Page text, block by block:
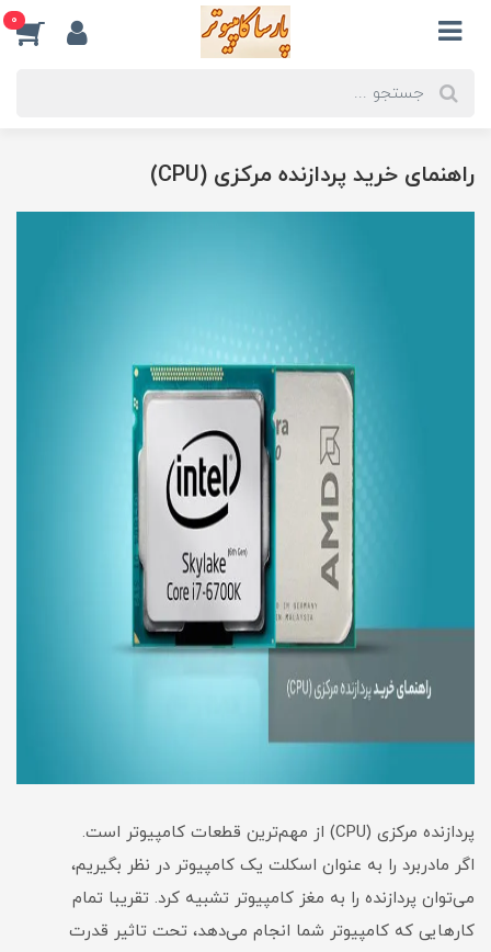
0
راهنمای خرید پردازنده مرکزی (CPU)
پردازنده مرکزی (CPU) از مهم‌ترین قطعات کامپیوتر است.
اگر مادربرد را به عنوان اسکلت یک کامپیوتر در نظر بگیریم،
می‌توان پردازنده را به مغز کامپیوتر تشبیه کرد. تقریبا تمام
کارهایی که کامپیوتر شما انجام می‌دهد، تحت تاثیر قدرت